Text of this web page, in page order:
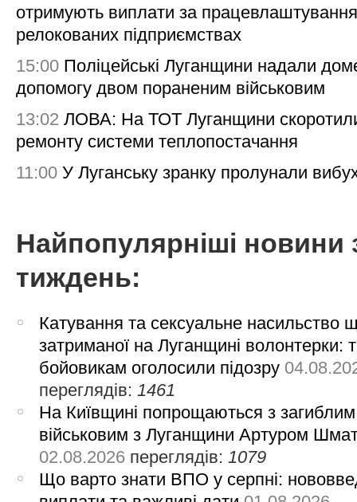
отримують виплати за
релокованих підприємствах
15:00 Поліцейські Луганщини надали
допомогу двом пораненим військовим
13:02 ЛОВА: На ТОТ Луганщини
ремонту системи теплопостачання
11:00 У Луганську зранку пролунали
Найпопулярніші новини
тиждень:
Катування та сексуальне насильство
затриманої на Луганщині волонтерки:
бойовикам оголосили підозру
переглядів:1461
На Київщині попрощаються з загиблим
військовим з Луганщини Артуром
02.08.2026 переглядів:1079
Що варто знати ВПО у серпні: